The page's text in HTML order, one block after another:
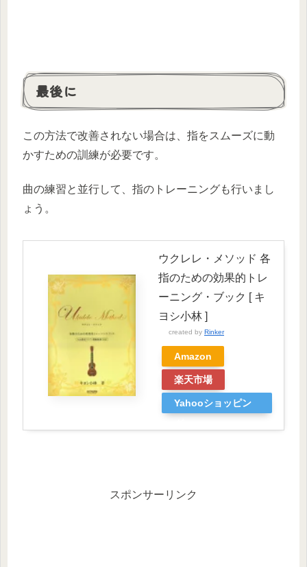
最後に
この方法で改善されない場合は、指をスムーズに動
かすための訓練が必要です。
曲の練習と並行して、指のトレーニングも行いまし
ょう。
ウクレレ・メソッド 各
指のための効果的トレ
ーニング・ブック [ キ
ヨシ小林 ]
created by Rinker
Amazon
楽天市場
Yahooショッピン
スポンサーリンク